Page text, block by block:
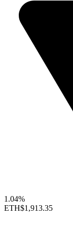
1.04%
ETH$1,913.35